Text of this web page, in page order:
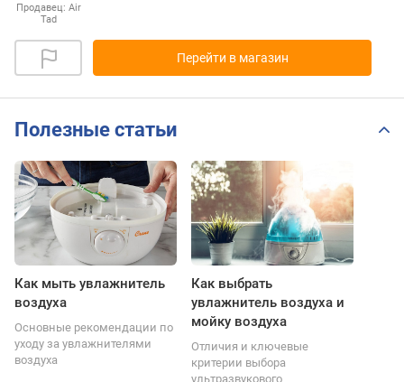
Продавец: Air
Tad
Перейти в магазин
Полезные статьи
Как мыть увлажнитель
воздуха
Основные рекомендации по
уходу за увлажнителями
воздуха
Как выбрать
увлажнитель воздуха и
мойку воздуха
Отличия и ключевые
критерии выбора
ультразвукового